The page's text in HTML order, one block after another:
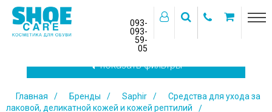
093-
093-
59-
05
показать фильтры
Главная Бренды Saphir
Средства для ухода за
лаковой, деликатной кожей и кожей рептилий